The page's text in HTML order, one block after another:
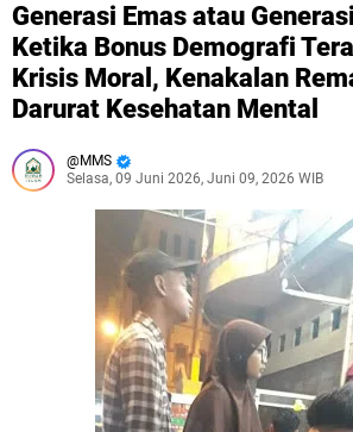
Generasi Emas atau
Ketika Bonus Demografi
Krisis Moral, Kenakalan
Darurat Kesehatan Mental
MMS
Selasa, 09 Juni 2026, Juni 09, 2026 WIB